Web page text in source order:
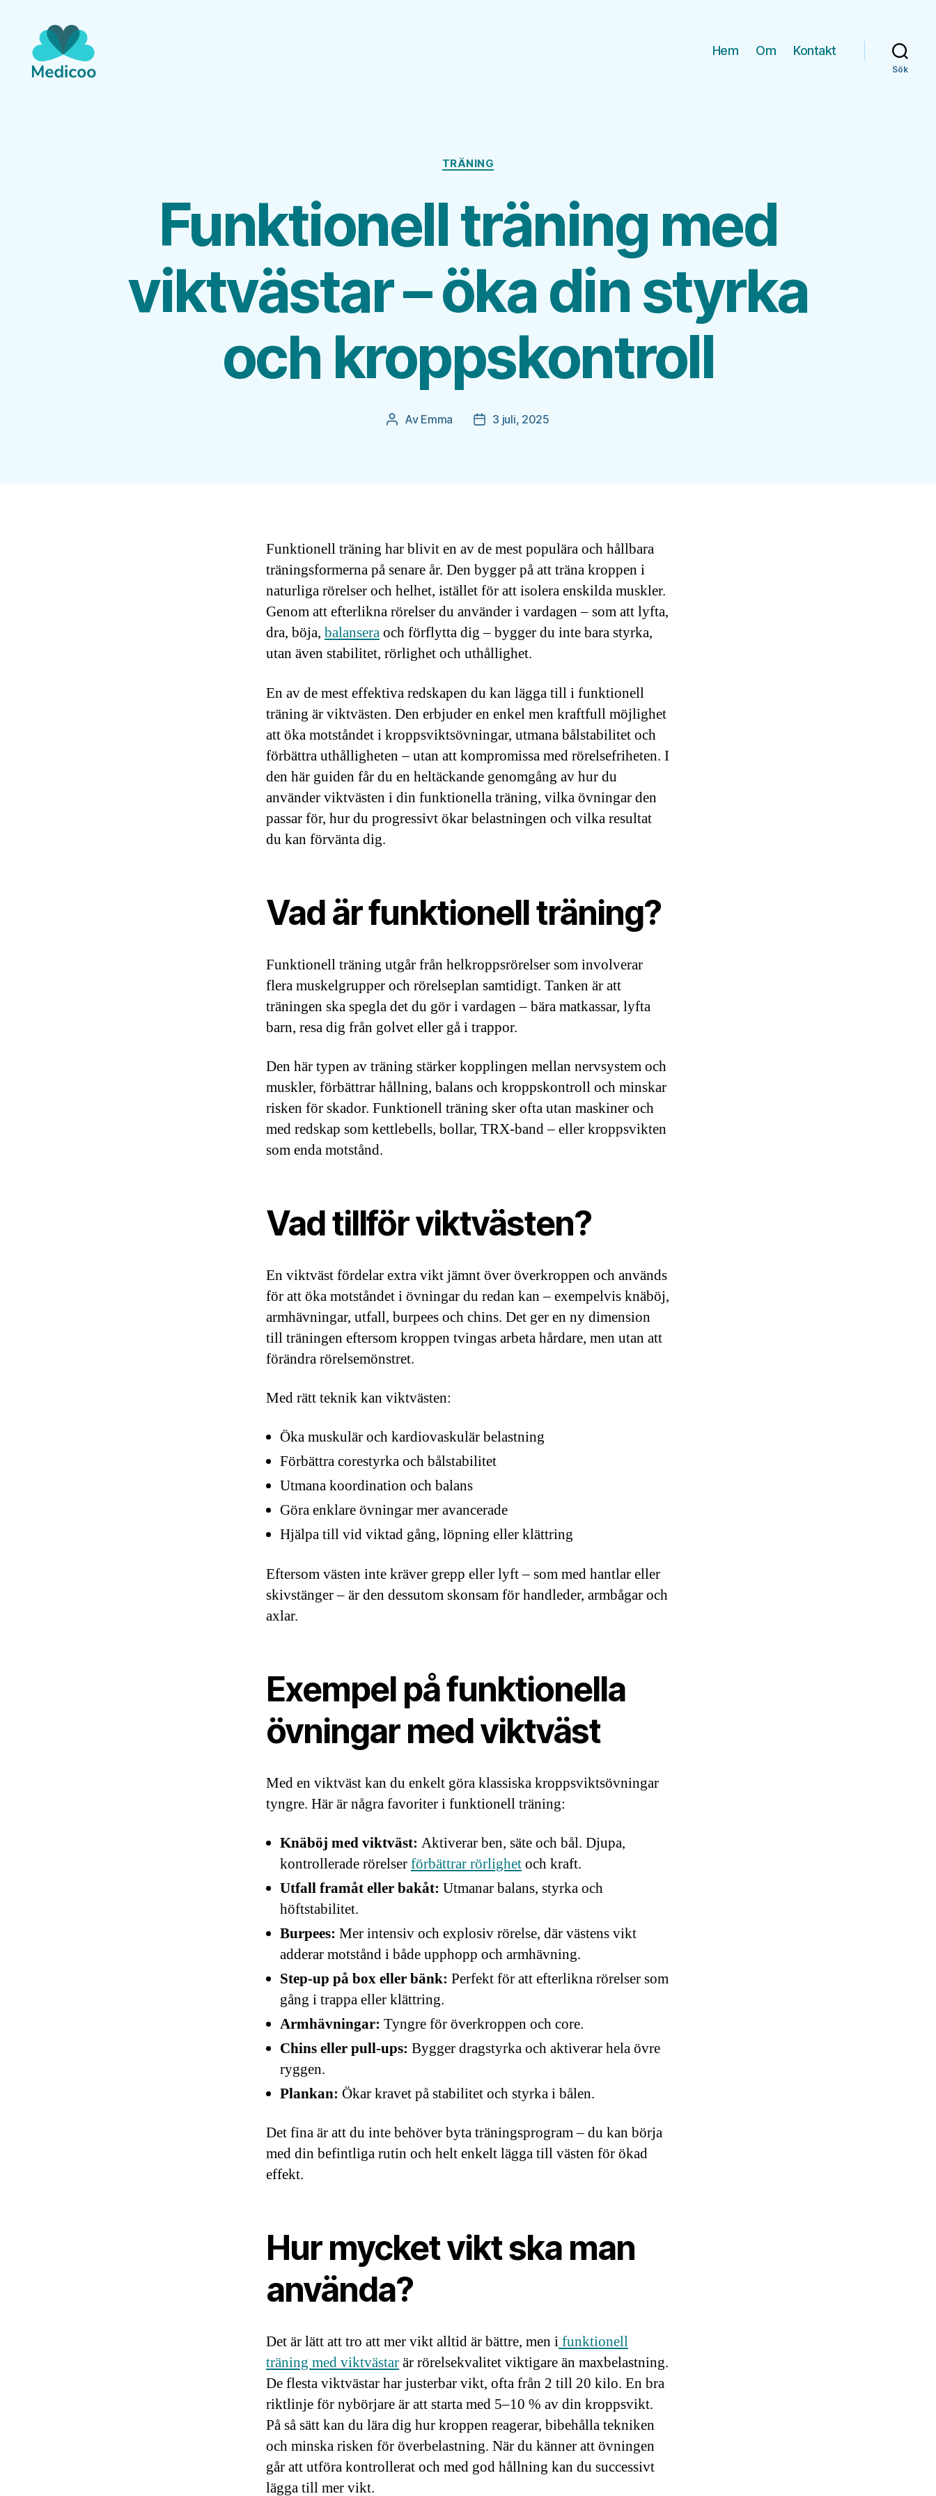
Hem Om Kontakt
Sök
Kategorier
TRÄNING
Funktionell träning med
viktvästar – öka din styrka
och kroppskontroll
Inläggsförfattare
Av Emma Inläggsdatum
3 juli, 2025
Funktionell träning har blivit en av de mest populära och hållbara
träningsformerna på senare år. Den bygger på att träna kroppen i
naturliga rörelser och helhet, istället för att isolera enskilda muskler.
Genom att efterlikna rörelser du använder i vardagen – som att lyfta,
dra, böja, balanseraoch förflytta dig – bygger du inte bara styrka,
utan även stabilitet, rörlighet och uthållighet.
En av de mest effektiva redskapen du kan lägga till i funktionell
träning är viktvästen. Den erbjuder en enkel men kraftfull möjlighet
att öka motståndet i kroppsviktsövningar, utmana bålstabilitet och
förbättra uthålligheten – utan att kompromissa med rörelsefriheten. I
den här guiden får du en heltäckande genomgång av hur du
använder viktvästen i din funktionella träning, vilka övningar den
passar för, hur du progressivt ökar belastningen och vilka resultat
du kan förvänta dig.
Vad är funktionell träning?
Funktionell träning utgår från helkroppsrörelser som involverar
flera muskelgrupper och rörelseplan samtidigt. Tanken är att
träningen ska spegla det du gör i vardagen – bära matkassar, lyfta
barn, resa dig från golvet eller gå i trappor.
Den här typen av träning stärker kopplingen mellan nervsystem och
muskler, förbättrar hållning, balans och kroppskontroll och minskar
risken för skador. Funktionell träning sker ofta utan maskiner och
med redskap som kettlebells, bollar, TRX-band – eller kroppsvikten
som enda motstånd.
Vad tillför viktvästen?
En viktväst fördelar extra vikt jämnt över överkroppen och används
för att öka motståndet i övningar du redan kan – exempelvis knäböj,
armhävningar, utfall, burpees och chins. Det ger en ny dimension
till träningen eftersom kroppen tvingas arbeta hårdare, men utan att
förändra rörelsemönstret.
Med rätt teknik kan viktvästen:
Öka muskulär och kardiovaskulär belastning
Förbättra corestyrka och bålstabilitet
Utmana koordination och balans
Göra enklare övningar mer avancerade
Hjälpa till vid viktad gång, löpning eller klättring
Eftersom västen inte kräver grepp eller lyft – som med hantlar eller
skivstänger – är den dessutom skonsam för handleder, armbågar och
axlar.
Exempel på funktionella
övningar med viktväst
Med en viktväst kan du enkelt göra klassiska kroppsviktsövningar
tyngre. Här är några favoriter i funktionell träning:
Knäböj med viktväst: Aktiverar ben, säte och bål. Djupa,
kontrollerade rörelserförbättrar rörlighetoch kraft.
Utfall framåt eller bakåt: Utmanar balans, styrka och
höftstabilitet.
Burpees: Mer intensiv och explosiv rörelse, där västens vikt
adderar motstånd i både upphopp och armhävning.
Step-up på box eller bänk: Perfekt för att efterlikna rörelser som
gång i trappa eller klättring.
Armhävningar: Tyngre för överkroppen och core.
Chins eller pull-ups: Bygger dragstyrka och aktiverar hela övre
ryggen.
Plankan: Ökar kravet på stabilitet och styrka i bålen.
Det fina är att du inte behöver byta träningsprogram – du kan börja
med din befintliga rutin och helt enkelt lägga till västen för ökad
effekt.
Hur mycket vikt ska man
använda?
Det är lätt att tro att mer vikt alltid är bättre, men ifunktionell
träning med viktvästarär rörelsekvalitet viktigare än maxbelastning.
De flesta viktvästar har justerbar vikt, ofta från 2 till 20 kilo. En bra
riktlinje för nybörjare är att starta med 5–10 % av din kroppsvikt.
På så sätt kan du lära dig hur kroppen reagerar, bibehålla tekniken
och minska risken för överbelastning. När du känner att övningen
går att utföra kontrollerat och med god hållning kan du successivt
lägga till mer vikt.